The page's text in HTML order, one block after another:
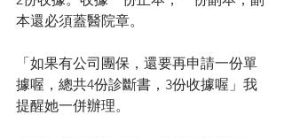
本還必須蓋醫院章。
「如果有公司團保，還要再申請一份單
據喔，總共4份診斷書，3份收據喔」我
提醒她一併辦理。